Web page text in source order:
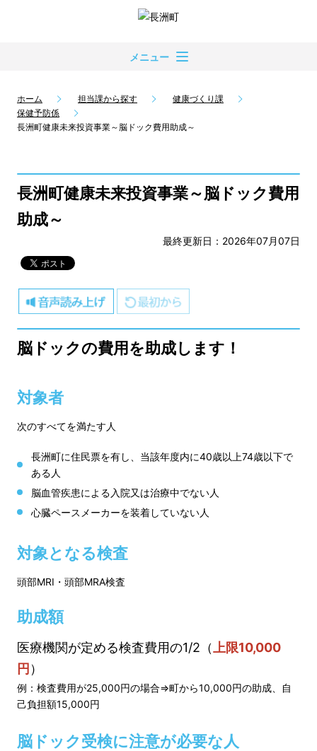
メニュー
ホーム 担当課から探す
健康づくり課
保健予防係
長洲町健康未来投資事業～脳ドック費用助成～
長洲町健康未来投資事業～脳ドック費用
助成～
最終更新日：2026年07月07日
脳ドックの費用を助成します！
対象者
次のすべてを満たす人
長洲町に住民票を有し、当該年度内に40歳以上74歳以下で
ある人
脳血管疾患による入院又は治療中でない人
心臓ペースメーカーを装着していない人
対象となる検査
頭部MRI・頭部MRA検査
助成額
医療機関が定める検査費用の1/2（
上限10,000
円 ）
例：検査費用が25,000円の場合⇒町から10,000円の助成、自
己負担額15,000円
脳ドック受検に注意が必要な人